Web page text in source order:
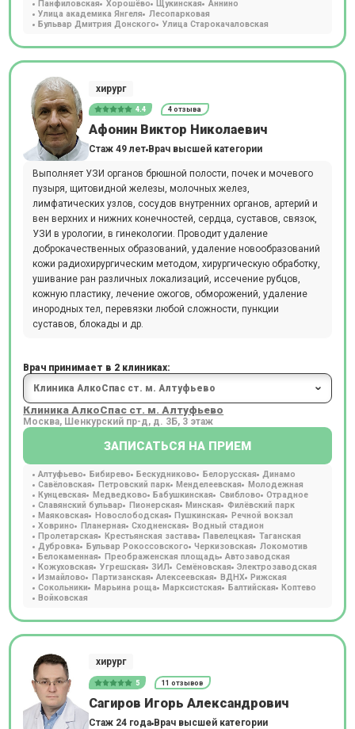
Панфиловская Хорошёво Щукинская
Аннино
Улица академика Янгеля
Лесопарковая
Бульвар Дмитрия Донского
Улица Старокачаловская
хирург
4.4 4 отзыва
Афонин Виктор Николаевич
Стаж 49 лет Врач высшей категории
Выполняет УЗИ органов брюшной полости, почек и мочевого
пузыря, щитовидной железы, молочных желез,
лимфатических узлов, сосудов внутренних органов, артерий и
вен верхних и нижних конечностей, сердца, суставов, связок,
УЗИ в урологии, в гинекологии. Проводит удаление
доброкачественных образований, удаление новообразований
кожи радиохирургическим методом, хирургическую обработку,
ушивание ран различных локализаций, иссечение рубцов,
кожную пластику, лечение ожогов, обморожений, удаление
инородных тел, перевязки любой сложности, пункции
суставов, блокады и др.
Врач принимает в 2 клиниках:
Клиника АлкоСпас ст. м. Алтуфьево
Москва, Шенкурский пр-д, д. 3Б, 3 этаж
ЗАПИСАТЬСЯ НА ПРИЕМ
Алтуфьево Бибирево Бескудниково Белорусская
Динамо
Савёловская
Петровский парк Менделеевская
Молодежная
Кунцевская
Медведково Бабушкинская Свиблово
Отрадное
Славянский бульвар
Пионерская Минская
Филёвский парк
Маяковская
Новослободская Пушкинская
Речной вокзал
Ховрино
Планерная Сходненская
Водный стадион
Пролетарская
Крестьянская застава Павелецкая
Таганская
Дубровка
Бульвар Рокоссовского Черкизовская
Локомотив
Белокаменная
Преображенская площадь Автозаводская
Кожуховская
Угрешская ЗИЛ Семёновская
Электрозаводская
Измайлово
Партизанская Алексеевская ВДНХ Рижская
Сокольники
Марьина роща Марксистская Балтийская
Коптево
Войковская
хирург
5 11 отзывов
Сагиров Игорь Александрович
Стаж 24 года Врач высшей категории